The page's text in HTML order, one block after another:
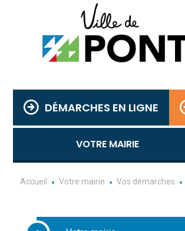
DÉMARCHES EN LIGNE
VOTRE MAIRIE
Accueil Votre mairie Vos démarches